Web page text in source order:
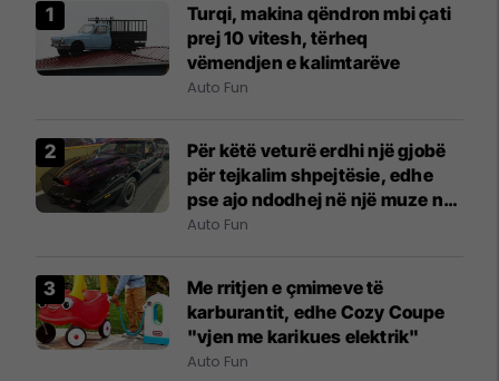
Turqi, makina qëndron mbi çati
prej 10 vitesh, tërheq
vëmendjen e kalimtarëve
Auto Fun
Për këtë veturë erdhi një gjobë
për tejkalim shpejtësie, edhe
pse ajo ndodhej në një muze në
New York City
Auto Fun
Me rritjen e çmimeve të
karburantit, edhe Cozy Coupe
"vjen me karikues elektrik"
Auto Fun